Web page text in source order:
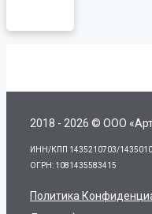
2018 - 2026 © ООО
ИНН/КПП 1435210703/
ОГРН: 1081435583415
Политика